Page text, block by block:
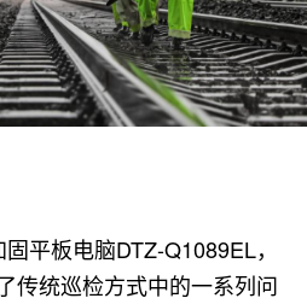
平板电脑DTZ-Q1089EL，
传统巡检方式中的一系列问